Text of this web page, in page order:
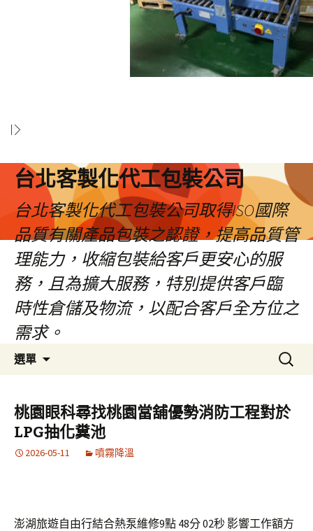
台北客製化代工包裝公司
台北客製化代工包裝公司取得ISO國際
品質有關產品包裝之認證，提高品質管
理能力，收縮包裝給客戶更安心的服
務，且為擴大服務，特別提供客戶臨
時性倉儲及物流，以配合客戶全方位之
需求。
選單
容
區
搜
尋
鍵
字:
桃園眼科尋找桃園當舖優勢消防工程對於
LPG抽化糞池
2026-05-11 噴霧降溫
澎湖旅遊自由行結合熱泵維修9點 48分 02秒 影響工作額方